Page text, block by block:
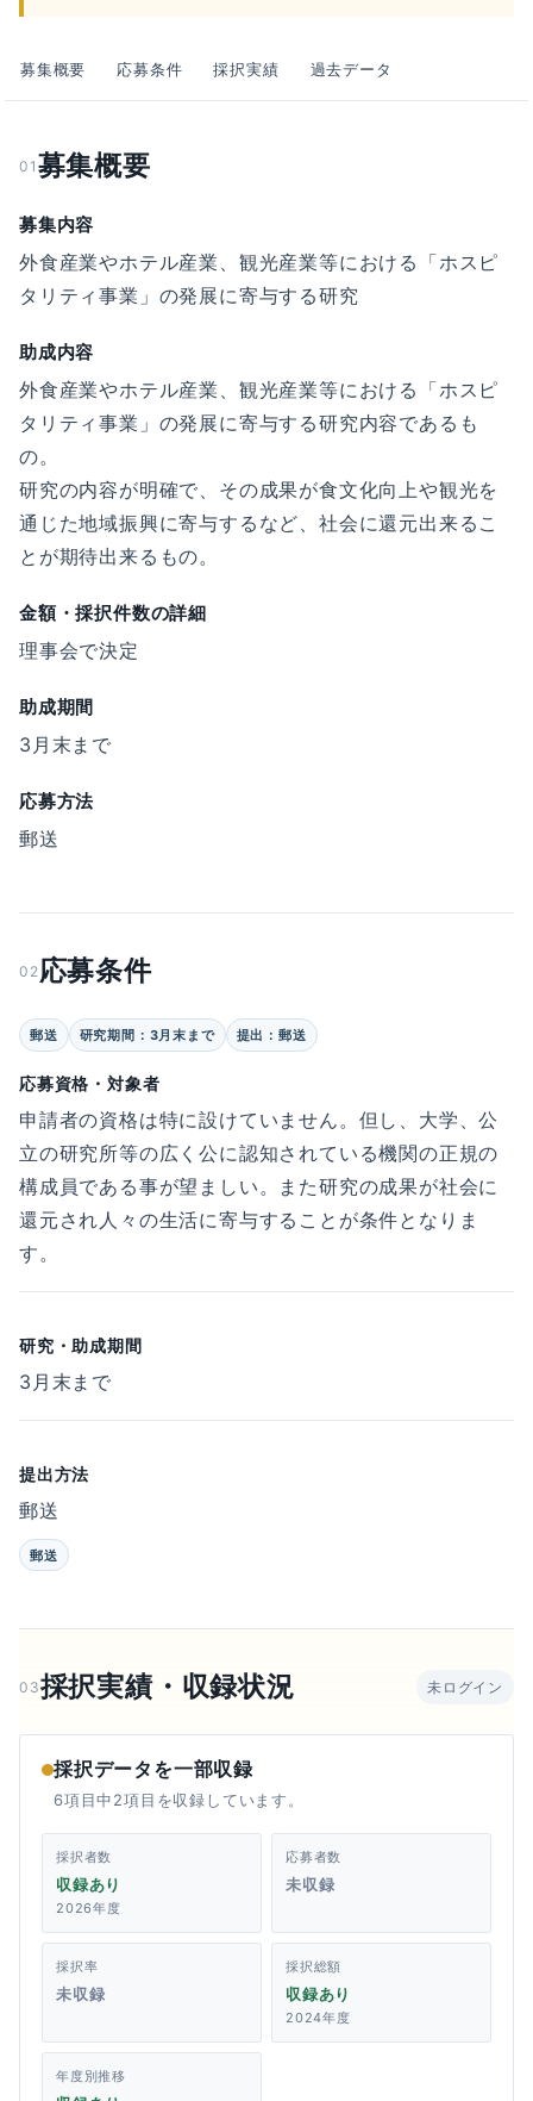
募集概要 応募条件 採択実績 過去データ
01 募集概要
募集内容
外食産業やホテル産業、観光産業等における「ホスピ
タリティ事業」の発展に寄与する研究
助成内容
外食産業やホテル産業、観光産業等における「ホスピ
タリティ事業」の発展に寄与する研究内容であるも
の。
研究の内容が明確で、その成果が食文化向上や観光を
通じた地域振興に寄与するなど、社会に還元出来るこ
とが期待出来るもの。
金額・採択件数の詳細
理事会で決定
助成期間
3月末まで
応募方法
郵送
02 応募条件
郵送 研究期間：3月末まで 提出：郵送
応募資格・対象者
申請者の資格は特に設けていません。但し、大学、公
立の研究所等の広く公に認知されている機関の正規の
構成員である事が望ましい。また研究の成果が社会に
還元され人々の生活に寄与することが条件となりま
す。
研究・助成期間
3月末まで
提出方法
郵送
郵送
03採択実績・収録状況 未ログイン
採択データを一部収録
6項目中2項目を収録しています。
採択者数
収録あり
2026年度
応募者数
未収録
採択率
未収録
採択総額
収録あり
2024年度
年度別推移